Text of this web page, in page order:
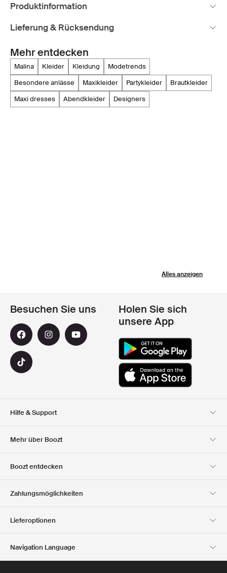
Produktinformation
Lieferung & Rücksendung
Mehr entdecken
malina kleider kleidung
modetrends
besondere anlässe
maxikleider partykleider
brautkleider
maxi dresses
abendkleider designers
Alles anzeigen
Hilfe & Support
Mehr über Boozt
Boozt entdecken
Presse &
Besuchen Sie uns
Holen Sie sich
unsere App
Zahlungsmöglichkeiten
Lieferoptionen
Navigation Language